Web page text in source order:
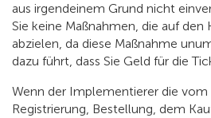
aus irgendeinem Grund nicht
Sie keine Maßnahmen, die auf den
abzielen, da diese Maßnahme
dazu führt, dass Sie Geld für die
Wenn der Implementierer die vom
Registrierung, Bestellung, dem